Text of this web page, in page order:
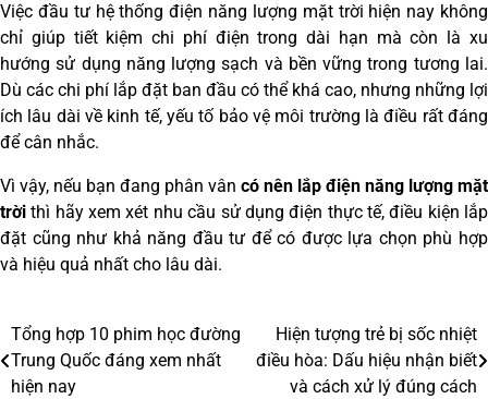
Việc đầu tư hệ thống điện năng lượng mặt trời hiện nay không
chỉ giúp tiết kiệm chi phí điện trong dài hạn mà còn là xu
hướng sử dụng năng lượng sạch và bền vững trong tương lai.
Dù các chi phí lắp đặt ban đầu có thể khá cao, nhưng những lợi
ích lâu dài về kinh tế, yếu tố bảo vệ môi trường là điều rất đáng
để cân nhắc.
Vì vậy, nếu bạn đang phân vân có nên lắp điện năng lượng mặt
trờithì hãy xem xét nhu cầu sử dụng điện thực tế, điều kiện lắp
đặt cũng như khả năng đầu tư để có được lựa chọn phù hợp
và hiệu quả nhất cho lâu dài.
Điều
hướng
Tổng hợp 10 phim học đường
Trung Quốc đáng xem nhất
hiện nay
Hiện tượng trẻ bị sốc nhiệt
điều hòa: Dấu hiệu nhận biết
và cách xử lý đúng cách